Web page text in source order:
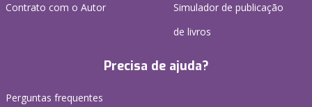
Contrato com o Autor
Simulador de publicação
de livros
Precisa de ajuda?
Perguntas frequentes